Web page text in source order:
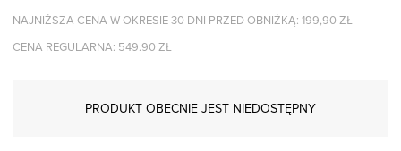
NAJNIŻSZA CENA W OKRESIE 30 DNI PRZED OBNIŻKĄ: 199,90 ZŁ
CENA REGULARNA: 549.90 ZŁ
PRODUKT OBECNIE JEST NIEDOSTĘPNY